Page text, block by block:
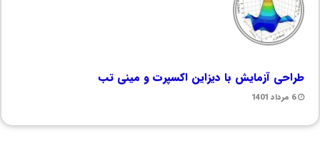
طراحی آزمایش با دیزاین اکسپرت و مینی تب
6 مرداد 1401